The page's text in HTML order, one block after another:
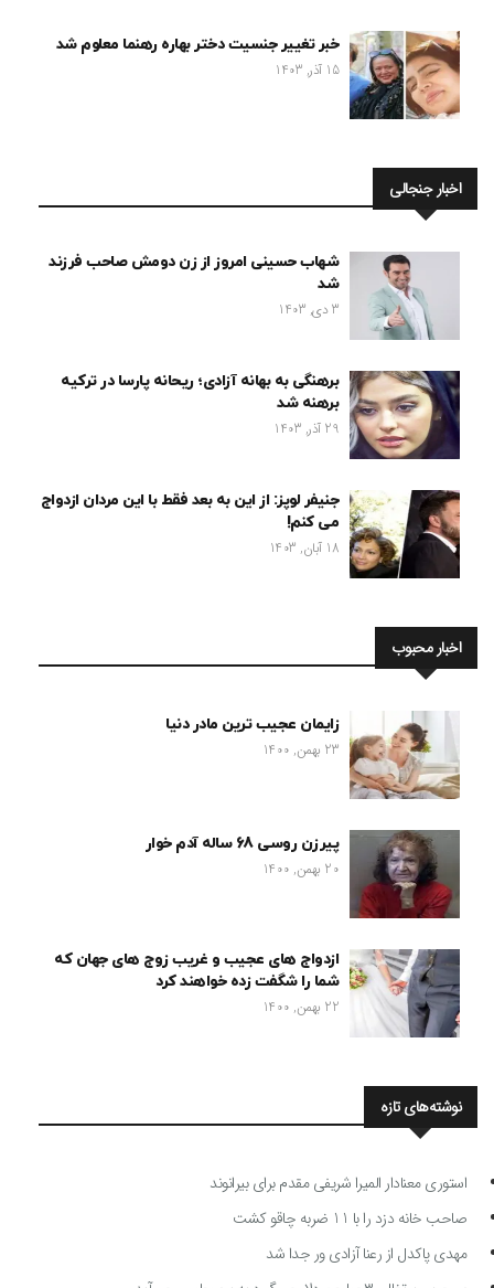
خبر تغییر جنسیت دختر بهاره رهنما معلوم شد
15 آذر, 1403
اخبار جنجالی
شهاب حسینی امروز از زن دومش صاحب فرزند
شد
3 دی, 1403
برهنگی به بهانه آزادی؛ ریحانه پارسا در ترکیه
برهنه شد
29 آذر, 1403
جنیفر لوپز: از این به بعد فقط با این مردان ازدواج
می کنم!
18 آبان, 1403
اخبار محبوب
زایمان عجیب ترین مادر دنیا
23 بهمن, 1400
پیرزن روسی 68 ساله آدم خوار
20 بهمن, 1400
ازدواج های عجیب و غریب زوج های جهان که
شما را شگفت زده خواهند کرد
22 بهمن, 1400
نوشته‌های تازه
استوری معنادار المیرا شریفی مقدم برای بیرانوند
صاحب خانه دزد را با 11 ضربه چاقو کشت
مهدی پاکدل از رعنا آزادی ور جدا شد